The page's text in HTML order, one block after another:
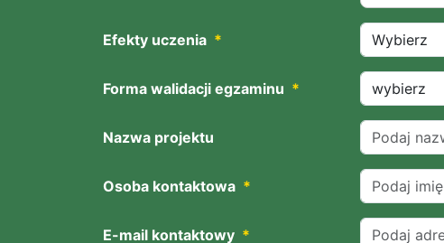
Efekty uczenia *
Forma walidacji egzaminu *
Nazwa projektu
Osoba kontaktowa *
E-mail kontaktowy *